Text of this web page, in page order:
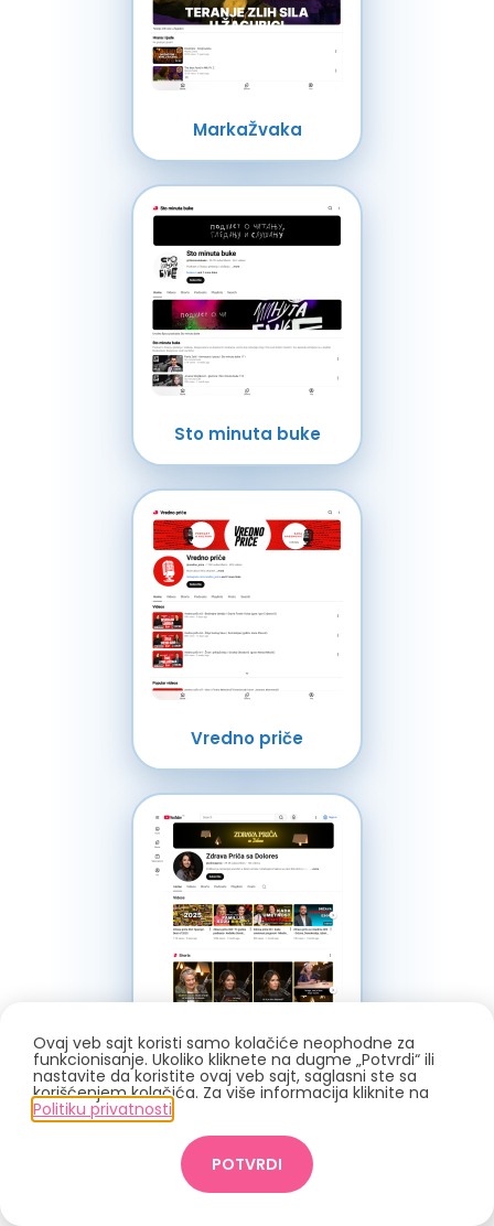
MarkaŽvaka
Sto minuta buke
Vredno priče
Zdrava priča sa Dolores
Ovaj veb sajt koristi samo kolačiće neophodne za
funkcionisanje. Ukoliko kliknete na dugme „Potvrdi“ ili
nastavite da koristite ovaj veb sajt, saglasni ste sa
korišćenjem kolačića. Za više informacija kliknite na
Politiku privatnosti
POTVRDI